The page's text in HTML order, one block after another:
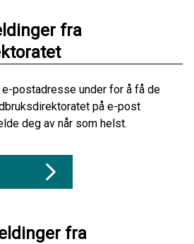
fra
postadresse under for å få de
på e-post
deg av når som helst.
fra